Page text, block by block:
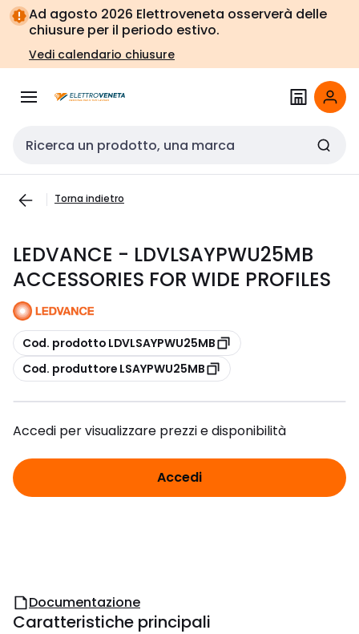
Vai alla
navigazione
Vai
alla
pagina
Ad agosto 2026 Elettroveneta osserverà delle
chiusure per il periodo estivo.
Vedi calendario chiusure
Cerca input
Torna indietro
LEDVANCE - LDVLSAYPWU25MB
ACCESSORIES FOR WIDE PROFILES
copia
Cod. prodotto LDVLSAYPWU25MB
copia
Cod. produttore LSAYPWU25MB
Accedi per visualizzare prezzi e disponibilità
Accedi
Documentazione
Caratteristiche principali